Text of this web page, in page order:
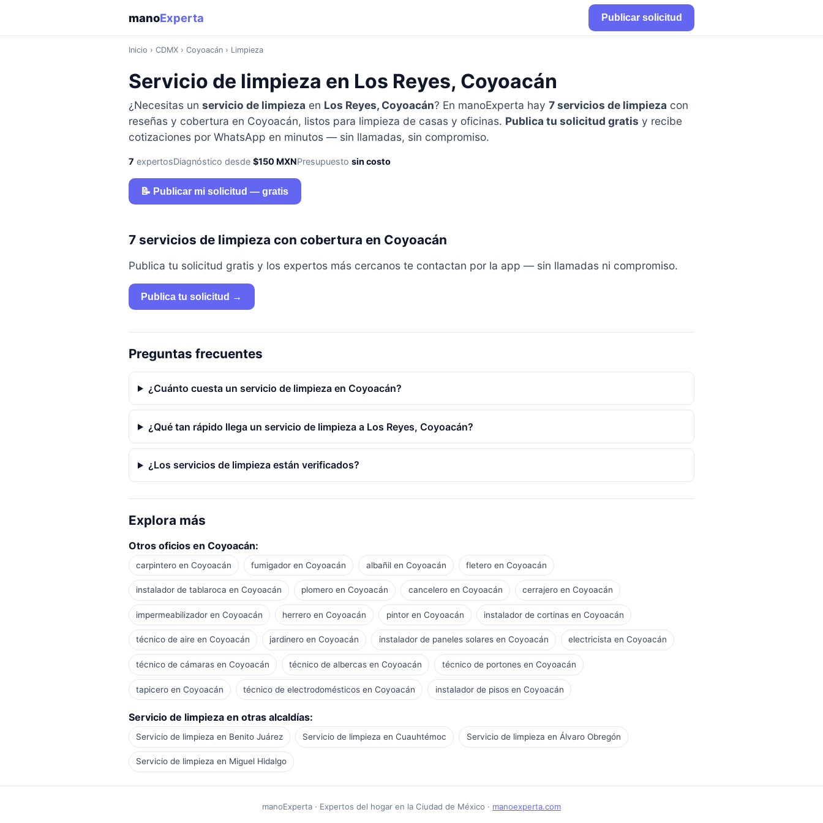
manoExperta Publicar solicitud
Inicio › CDMX› Coyoacán › Limpieza
Servicio de limpieza en Los Reyes, Coyoacán
¿Necesitas un servicio de limpieza en Los Reyes, Coyoacán? En manoExperta hay 7 servicios de limpieza con
reseñas y cobertura en Coyoacán, listos para limpieza de casas y oficinas. Publica tu solicitud gratis y recibe
cotizaciones por WhatsApp en minutos — sin llamadas, sin compromiso.
7 expertosDiagnóstico desde $150 MXNPresupuesto sin costo
📝 Publicar mi solicitud — gratis
7 servicios de limpieza con cobertura en Coyoacán
Publica tu solicitud gratis y los expertos más cercanos te contactan por la app — sin llamadas ni compromiso.
Publica tu solicitud →
Preguntas frecuentes
¿Cuánto cuesta un servicio de limpieza en Coyoacán?
¿Qué tan rápido llega un servicio de limpieza a Los Reyes, Coyoacán?
¿Los servicios de limpieza están verificados?
Explora más
Otros oficios en Coyoacán:
carpintero en Coyoacán fumigador en Coyoacán albañil en Coyoacán fletero en Coyoacán
instalador de tablaroca en Coyoacán plomero en Coyoacán cancelero en Coyoacán cerrajero en Coyoacán
impermeabilizador en Coyoacán herrero en Coyoacán pintor en Coyoacán instalador de cortinas en Coyoacán
técnico de aire en Coyoacán jardinero en Coyoacán instalador de paneles solares en Coyoacán electricista en Coyoacán
técnico de cámaras en Coyoacán técnico de albercas en Coyoacán técnico de portones en Coyoacán
tapicero en Coyoacán técnico de electrodomésticos en Coyoacán instalador de pisos en Coyoacán
Servicio de limpieza en otras alcaldías:
Servicio de limpieza en Benito Juárez Servicio de limpieza en Cuauhtémoc Servicio de limpieza en Álvaro Obregón
Servicio de limpieza en Miguel Hidalgo
manoExperta · Expertos del hogar en la Ciudad de México · manoexperta.com